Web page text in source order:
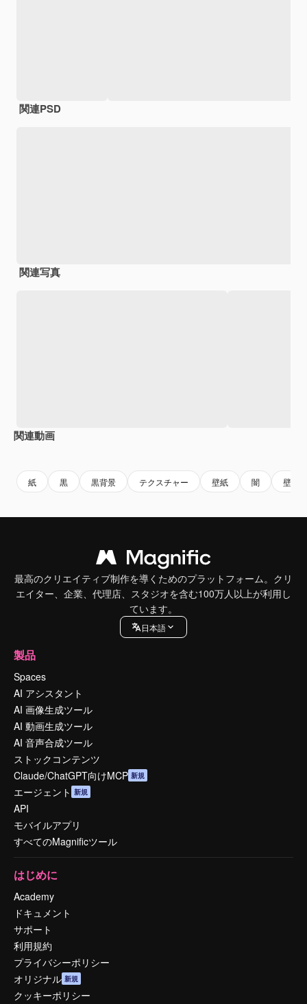
関連PSD
関連写真
関連動画
紙 黒 黒背景 テクスチャー 壁紙 闇 壁
最高のクリエイティブ制作を導くためのプラットフォーム。クリ
エイター、企業、代理店、スタジオを含む100万人以上が利用し
ています。
日本語
製品
Spaces
AI アシスタント
AI 画像生成ツール
AI 動画生成ツール
AI 音声合成ツール
ストックコンテンツ
Claude/ChatGPT向けMCP 新規
エージェント 新規
API
モバイルアプリ
すべてのMagnificツール
はじめに
Academy
ドキュメント
サポート
利用規約
プライバシーポリシー
オリジナル 新規
クッキーポリシー